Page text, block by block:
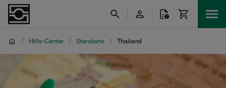
/ Hilfe-Center / Standorte / Thailand